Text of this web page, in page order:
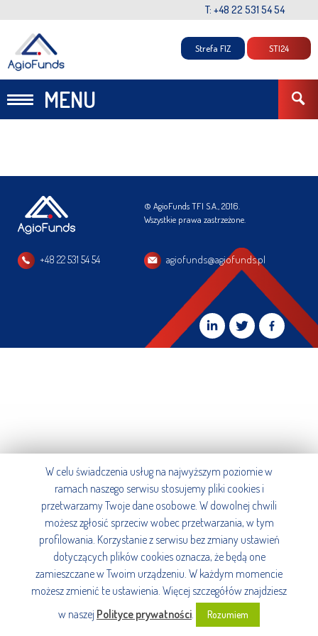
T: +48 22 531 54 54
MENU
Strefa FIZ STI24
© AgioFunds TFI S.A., 2016.
Wszystkie prawa zastrzeżone.
+48 22 531 54 54 agiofunds@agiofunds.pl
W celu świadczenia usług na najwyższym poziomie w
ramach naszego serwisu stosujemy pliki cookies i
przetwarzamy Twoje dane osobowe. W dowolnej chwili
możesz zgłosić sprzeciw wobec przetwarzania, w tym
profilowania. Korzystanie z serwisu bez zmiany ustawień
dotyczących plików cookies oznacza, że będą one
zamieszczane w Twoim urządzeniu. W każdym momencie
możesz zmienić te ustawienia. Więcej szczegółów znajdziesz
w naszej Polityce prywatności. Rozumiem